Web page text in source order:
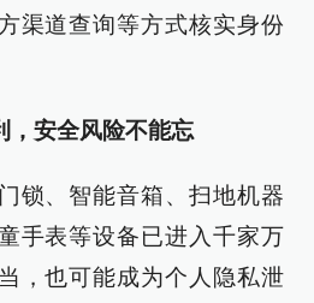
渠道查询等方式核实身份
，安全风险不能忘
锁、智能音箱、扫地机器
手表等设备已进入千家万
，也可能成为个人隐私泄